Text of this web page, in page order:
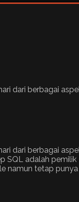
dari berbagai
dari berbagai
adalah
namun tetap